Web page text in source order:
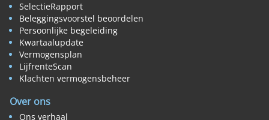
SelectieRapport
Beleggingsvoorstel beoordelen
Persoonlijke begeleiding
Kwartaalupdate
Vermogensplan
LijfrenteScan
Klachten vermogensbeheer
Over ons
Ons verhaal